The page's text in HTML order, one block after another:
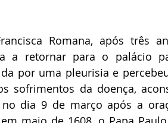
Romana, após três
a retornar para o palácio
por uma pleurisia e
sofrimentos da doença,
dia 9 de março após a